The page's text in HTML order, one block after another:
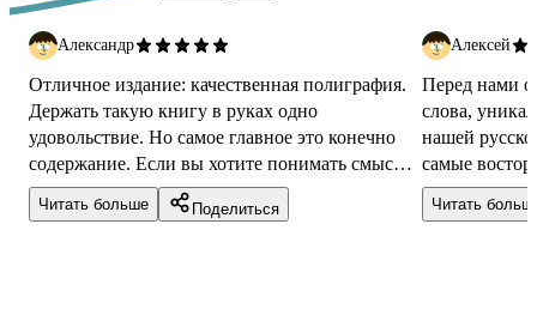
Александр
Отличное издание: качественная полиграфия.
Держать такую книгу в руках одно
удовольствие. Но самое главное это конечно
содержание. Если вы хотите понимать смысл
христианской иконографии, то эта книга ...
Читать больше Поделиться
Алексей
Перед нами
слова,
нашей
самые
высокого
Читать